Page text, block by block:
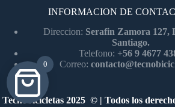
INFORMACION DE
Direccion: Serafin Zamora 127,
Santiago.
Telefono: +56 9 4677
Correo:
Tecnobicicletas 2025 © | Todos los
0